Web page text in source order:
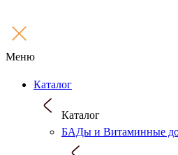
Меню
Каталог
Каталог
БАДы и Витаминные